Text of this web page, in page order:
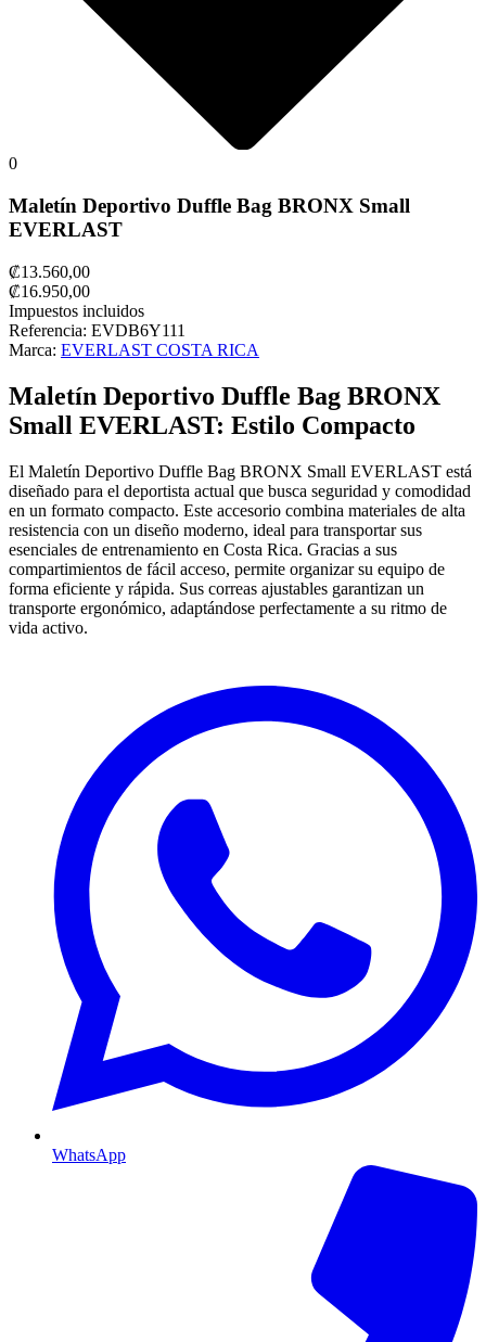
0
Maletín Deportivo Duffle Bag BRONX Small
EVERLAST
₡13.560,00
₡16.950,00
Impuestos incluidos
Referencia: EVDB6Y111
Marca: EVERLAST COSTA RICA
Maletín Deportivo Duffle Bag BRONX
Small EVERLAST: Estilo Compacto
El Maletín Deportivo Duffle Bag BRONX Small EVERLAST está
diseñado para el deportista actual que busca seguridad y comodidad
en un formato compacto. Este accesorio combina materiales de alta
resistencia con un diseño moderno, ideal para transportar sus
esenciales de entrenamiento en Costa Rica. Gracias a sus
compartimientos de fácil acceso, permite organizar su equipo de
forma eficiente y rápida. Sus correas ajustables garantizan un
transporte ergonómico, adaptándose perfectamente a su ritmo de
vida activo.
WhatsApp